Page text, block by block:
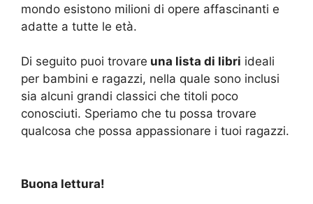
mondo esistono milioni di opere affascinanti e
adatte a tutte le età.
Di seguito puoi trovare una lista di libri ideali
per bambini e ragazzi, nella quale sono inclusi
sia alcuni grandi classici che titoli poco
conosciuti. Speriamo che tu possa trovare
qualcosa che possa appassionare i tuoi ragazzi.
Buona lettura!